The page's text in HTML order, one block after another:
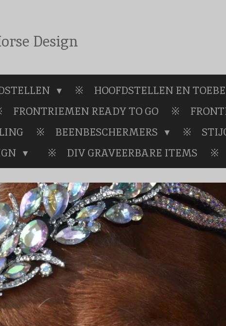
Design
HOOFDSTELLEN EN
FRONTRIEMEN READY TO GO
BEENBESCHERMERS
DIV GRAVEERBARE ITEMS